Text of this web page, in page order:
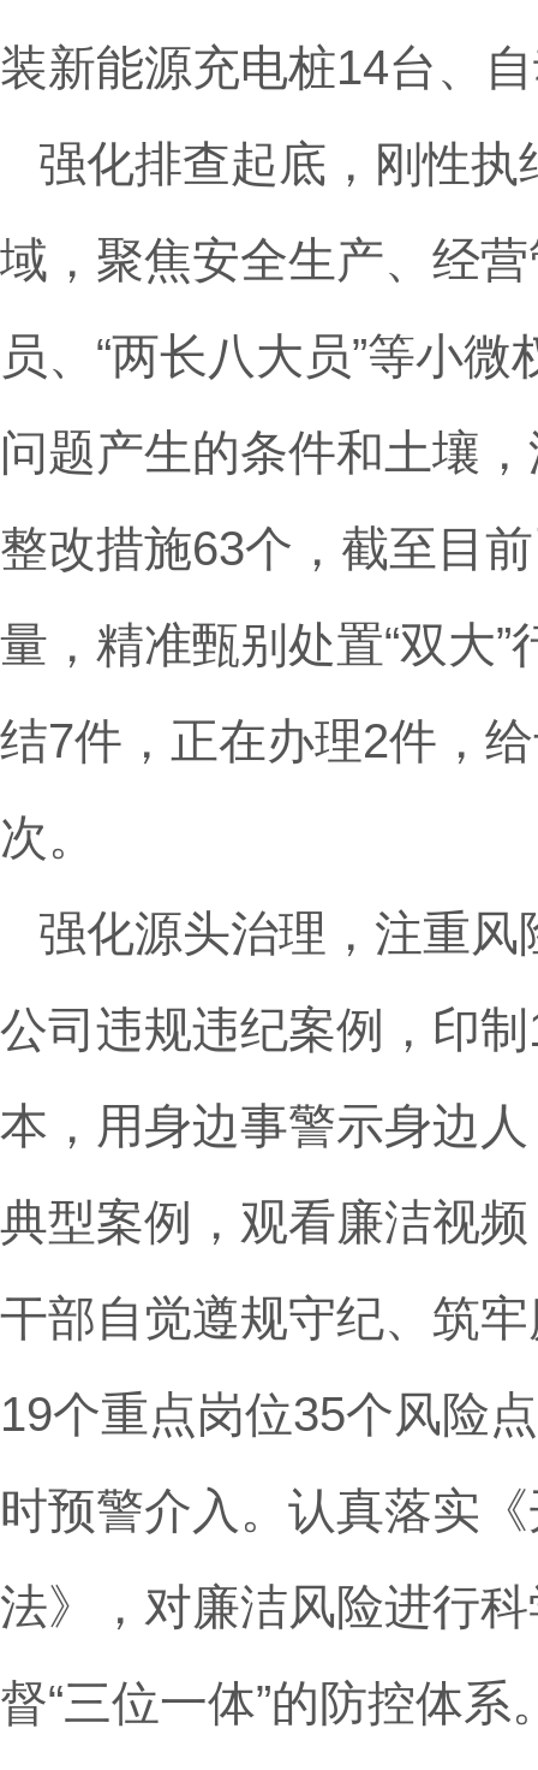
装新能源充电桩14台、
强化排查起底，刚性
域，聚焦安全生产、经
员、“两长八大员”等小
问题产生的条件和土壤
整改措施63个，截至目
量，精准甄别处置“双大
结7件，正在办理2件，
次。
强化源头治理，注重
公司违规违纪案例，印
本，用身边事警示身边
典型案例，观看廉洁视
干部自觉遵规守纪、筑
19个重点岗位35个风险
时预警介入。认真落实
法》，对廉洁风险进行
督“三位一体”的防控体系